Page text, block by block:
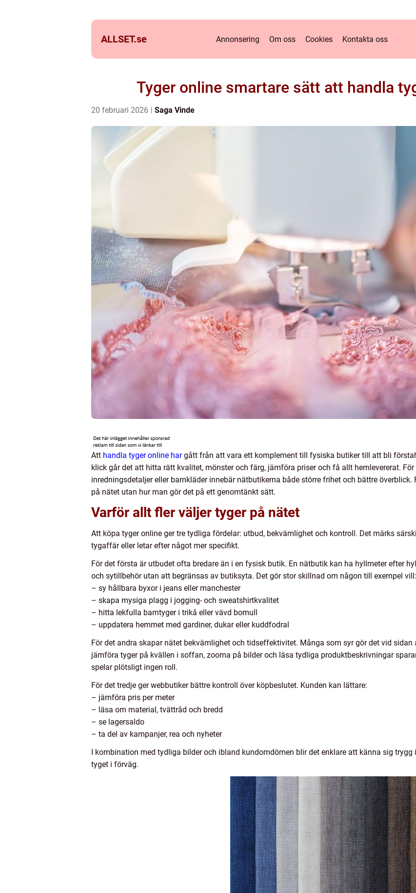
ALLSET.se Annonsering Om oss Cookies Kontakta oss
Tyger online smartare sätt att handla
20 februari 2026 Saga Vinde
Att handla tyger online hargått från att vara ett komplement till fysiska butiker till att bli
klick går det att hitta rätt kvalitet, mönster och färg, jämföra priser och få allt hemlevererat.
inredningsdetaljer eller barnkläder innebär nätbutikerna både större frihet och bättre
på nätet utan hur man gör det på ett genomtänkt sätt.
Varför allt fler väljer tyger på nätet
Att köpa tyger online ger tre tydliga fördelar: utbud, bekvämlighet och kontroll. Det märks
tygaffär eller letar efter något mer specifikt.
För det första är utbudet ofta bredare än i en fysisk butik. En nätbutik kan ha hyllmeter efter
och sytillbehör utan att begränsas av butiksyta. Det gör stor skillnad om någon till exempel vill:
– sy hållbara byxor i jeans eller manchester
– skapa mysiga plagg i jogging- och sweatshirtkvalitet
– hitta lekfulla barntyger i trikå eller vävd bomull
– uppdatera hemmet med gardiner, dukar eller kuddfodral
För det andra skapar nätet bekvämlighet och tidseffektivitet. Många som syr gör det vid
jämföra tyger på kvällen i soffan, zooma på bilder och läsa tydliga produktbeskrivningar
spelar plötsligt ingen roll.
För det tredje ger webbutiker bättre kontroll över köpbeslutet. Kunden kan lättare:
– jämföra pris per meter
– läsa om material, tvättråd och bredd
– se lagersaldo
– ta del av kampanjer, rea och nyheter
I kombination med tydliga bilder och ibland kundomdömen blir det enklare att känna sig
tyget i förväg.